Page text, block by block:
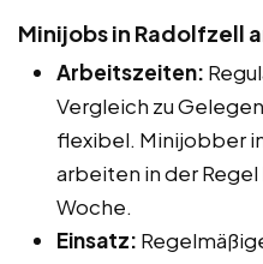
Minijobs in Radolfzell
Arbeitszeiten:
Vergleich zu
flexibel. Minijobber
arbeiten in der Regel
Woche.
Einsatz: